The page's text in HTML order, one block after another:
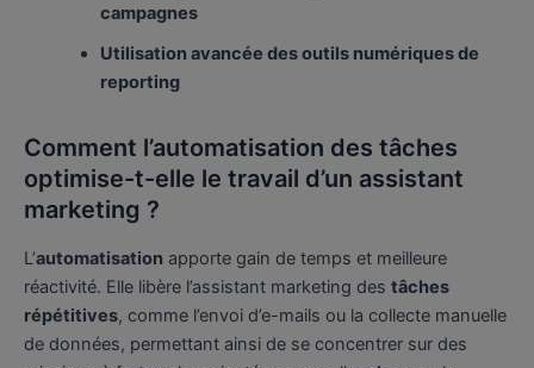
campagnes
Utilisation avancée des outils numériques de
reporting
Comment l’automatisation des tâches
optimise-t-elle le travail d’un assistant
marketing ?
L’automatisation apporte gain de temps et meilleure
réactivité. Elle libère l’assistant marketing des tâches
répétitives, comme l’envoi d’e-mails ou la collecte manuelle
de données, permettant ainsi de se concentrer sur des